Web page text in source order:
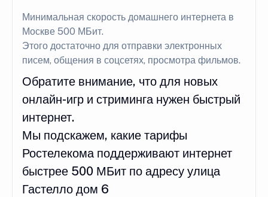
Минимальная скорость домашнего интернета в
Москве 500 МБит.
Этого достаточно для отправки электронных
писем, общения в соцсетях, просмотра фильмов.
Обратите внимание, что для новых
онлайн-игр и стриминга нужен быстрый
интернет.
Мы подскажем, какие тарифы
Ростелекома поддерживают интернет
быстрее 500 МБит по адресу улица
Гастелло дом 6